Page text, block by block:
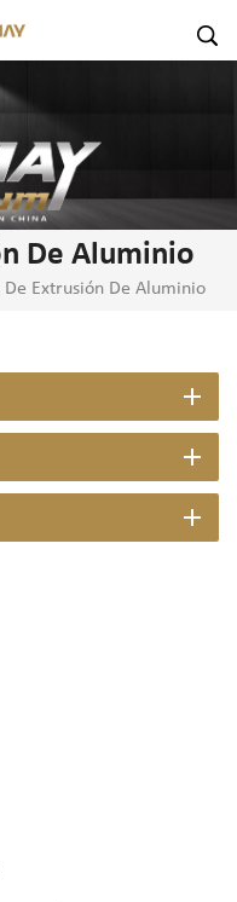
De Aluminio
De Extrusión De Aluminio